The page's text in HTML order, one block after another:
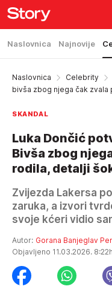
Naslovnica Najnovije
Naslovnica Celebrity
bivša zbog njega čak zvala
SKANDAL
Luka Dončić
Bivša zbog
rodila, detalji
Zvijezda Lakersa
zaruka, a izvori
svoje kćeri vidio
Autor: Gorana Banjeglav
Objavljeno 11.03.2026. 8:22h